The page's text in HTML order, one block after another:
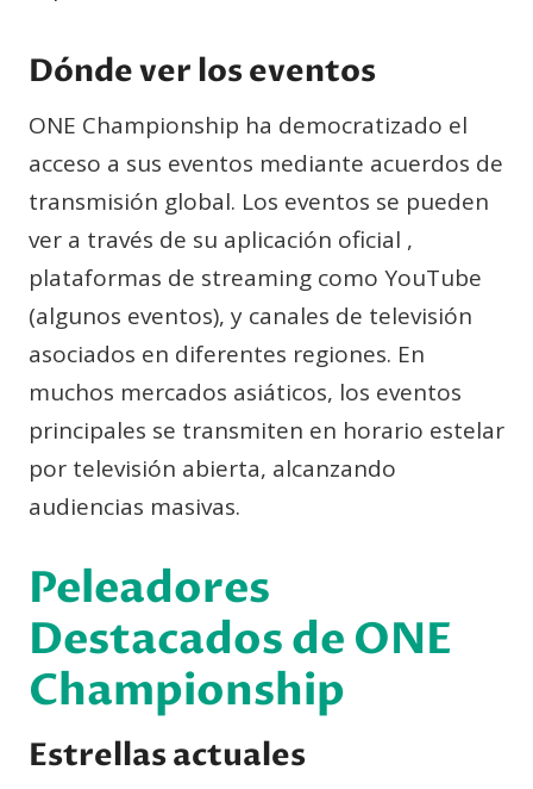
Dónde ver los eventos
ONE Championship ha democratizado el
acceso a sus eventos mediante acuerdos de
transmisión global. Los eventos se pueden
ver a través de su aplicación oficial ,
plataformas de streaming como YouTube
(algunos eventos), y canales de televisión
asociados en diferentes regiones. En
muchos mercados asiáticos, los eventos
principales se transmiten en horario estelar
por televisión abierta, alcanzando
audiencias masivas.
Peleadores
Destacados de ONE
Championship
Estrellas actuales